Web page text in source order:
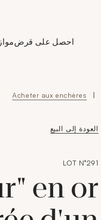
احصل على قرض
Acheter aux enchères |
العودة إلى البيع
LOT N°291
en or